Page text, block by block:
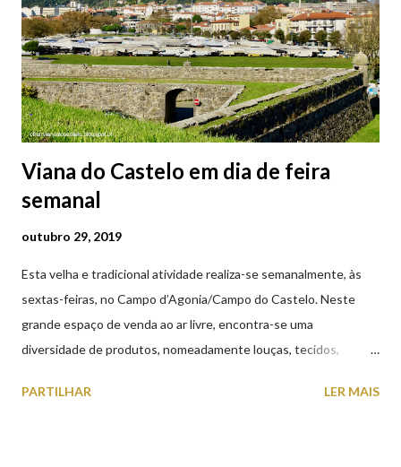
Viana do Castelo em dia de feira
semanal
outubro 29, 2019
Esta velha e tradicional atividade realiza-se semanalmente, às
sextas-feiras, no Campo d’Agonia/Campo do Castelo. Neste
grande espaço de venda ao ar livre, encontra-se uma
diversidade de produtos, nomeadamente louças, tecidos,
cobres entre muitos outros. Horário de funcionamento | Verão
PARTILHAR LER MAIS